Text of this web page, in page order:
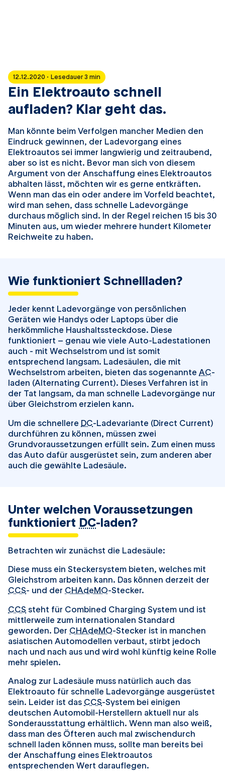
12.12.2020 · Lesedauer 3 min
Ein Elektroauto schnell
aufladen? Klar geht das.
Man könnte beim Verfolgen mancher Medien den
Eindruck gewinnen, der Ladevorgang eines
Elektroautos sei immer langwierig und zeitraubend,
aber so ist es nicht. Bevor man sich von diesem
Argument von der Anschaffung eines Elektroautos
abhalten lässt, möchten wir es gerne entkräften.
Wenn man das ein oder andere im Vorfeld beachtet,
wird man sehen, dass schnelle Ladevorgänge
durchaus möglich sind. In der Regel reichen 15 bis 30
Minuten aus, um wieder mehrere hundert Kilometer
Reichweite zu haben.
Wie funktioniert Schnellladen?
Jeder kennt Ladevorgänge von persönlichen
Geräten wie Handys oder Laptops über die
herkömmliche Haushaltssteckdose. Diese
funktioniert – genau wie viele Auto-Ladestationen
auch - mit Wechselstrom und ist somit
entsprechend langsam. Ladesäulen, die mit
Wechselstrom arbeiten, bieten das sogenannte AC-
laden (Alternating Current). Dieses Verfahren ist in
der Tat langsam, da man schnelle Ladevorgänge nur
über Gleichstrom erzielen kann.
Um die schnellere DC-Ladevariante (Direct Current)
durchführen zu können, müssen zwei
Grundvoraussetzungen erfüllt sein. Zum einen muss
das Auto dafür ausgerüstet sein, zum anderen aber
auch die gewählte Ladesäule.
Unter welchen Voraussetzungen
funktioniert DC-laden?
Betrachten wir zunächst die Ladesäule:
Diese muss ein Steckersystem bieten, welches mit
Gleichstrom arbeiten kann. Das können derzeit der
CCS- und der CHAdeMO-Stecker.
CCS steht für Combined Charging System und ist
mittlerweile zum internationalen Standard
geworden. Der CHAdeMO-Stecker ist in manchen
asiatischen Automodellen verbaut, stirbt jedoch
nach und nach aus und wird wohl künftig keine Rolle
mehr spielen.
Analog zur Ladesäule muss natürlich auch das
Elektroauto für schnelle Ladevorgänge ausgerüstet
sein. Leider ist das CCS-System bei einigen
deutschen Automobil-Herstellern aktuell nur als
Sonderausstattung erhältlich. Wenn man also weiß,
dass man des Öfteren auch mal zwischendurch
schnell laden können muss, sollte man bereits bei
der Anschaffung eines Elektroautos
entsprechenden Wert darauflegen.